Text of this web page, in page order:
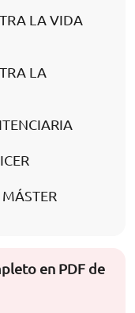
LA VIDA
LA
en PDF de